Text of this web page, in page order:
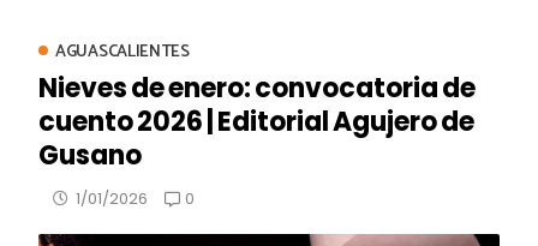
AGUASCALIENTES
Nieves de enero: convocatoria de
cuento 2026 | Editorial Agujero de
Gusano
1/01/2026 0